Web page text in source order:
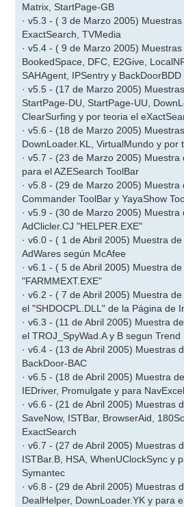
Matrix, StartPage-GB
· v5.3 - ( 3 de Marzo 2005)
ExactSearch, TVMedia
· v5.4 - ( 9 de Marzo 2005)
BookedSpace, DFC, E2Give,
SAHAgent, IPSentry y BackDoorBDD
· v5.5 - (17 de Marzo 2005)
StartPage-DU, StartPage-UU,
ClearSurfing y por teoria el
· v5.6 - (18 de Marzo 2005)
DownLoader.KL, VirtualMundo y por
· v5.7 - (23 de Marzo 2005) Muestra
para el AZESearch ToolBar
· v5.8 - (29 de Marzo 2005) Muestra
Commander ToolBar y YayaShow
· v5.9 - (30 de Marzo 2005) Muestra
AdClicler.CJ "HELPER.EXE"
· v6.0 - ( 1 de Abril 2005) Muestra
AdWares según McAfee
· v6.1 - ( 5 de Abril 2005) Muestra
"FARMMEXT.EXE"
· v6.2 - ( 7 de Abril 2005) Muestra
el "SHDOCPL.DLL" de la Página de
· v6.3 - (11 de Abril 2005) Muestra
el TROJ_SpyWad.A y B segun Trend
· v6.4 - (13 de Abril 2005) Muestras
BackDoor-BAC
· v6.5 - (18 de Abril 2005) Muestra
IEDriver, Promulgate y para NavExcel
· v6.6 - (21 de Abril 2005) Muestras
SaveNow, ISTBar, BrowserAid,
ExactSearch
· v6.7 - (27 de Abril 2005) Muestras
ISTBar.B, HSA, WhenUClockSync y
Symantec
· v6.8 - (29 de Abril 2005) Muestras
DealHelper, DownLoader.YK y para